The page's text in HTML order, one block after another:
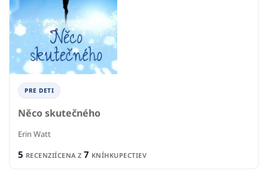
PRE DETI
Něco skutečného
Erin Watt
5 RECENZIÍCENA Z 7 KNÍHKUPECTIEV